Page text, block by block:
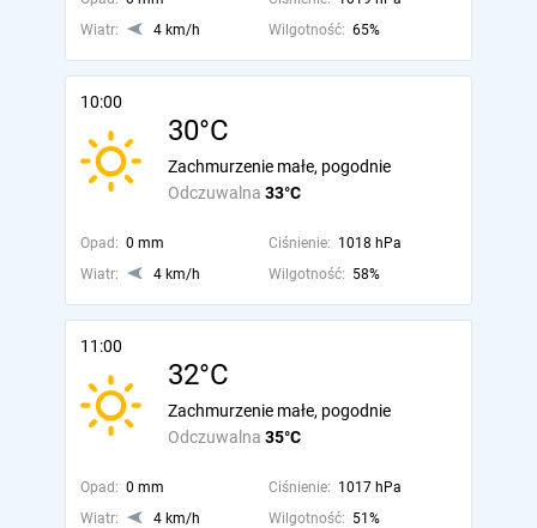
Wiatr:
4 km/h Wilgotność: 65%
10:00
30°C
Odczuwalna 33°C
Zachmurzenie małe, pogodnie
Opad: 0 mm Ciśnienie: 1018 hPa
Wiatr:
4 km/h Wilgotność: 58%
11:00
32°C
Odczuwalna 35°C
Zachmurzenie małe, pogodnie
Opad: 0 mm Ciśnienie: 1017 hPa
Wiatr:
4 km/h Wilgotność: 51%